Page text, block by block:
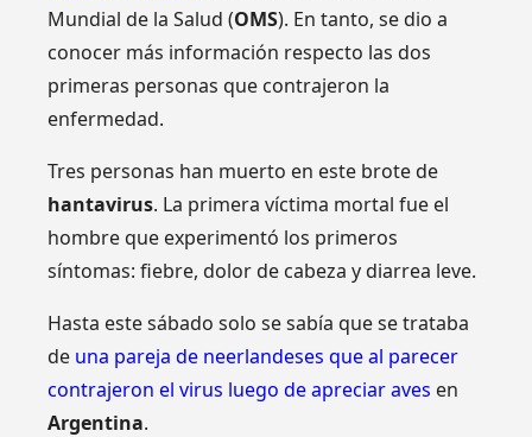
Mundial de la Salud (OMS). En tanto, se dio a
conocer más información respecto las dos
primeras personas que contrajeron la
enfermedad.
Tres personas han muerto en este brote de
hantavirus. La primera víctima mortal fue el
hombre que experimentó los primeros
síntomas: fiebre, dolor de cabeza y diarrea leve.
Hasta este sábado solo se sabía que se trataba
de una pareja de neerlandeses que al parecer
contrajeron el virus luego de apreciar aves en
Argentina.